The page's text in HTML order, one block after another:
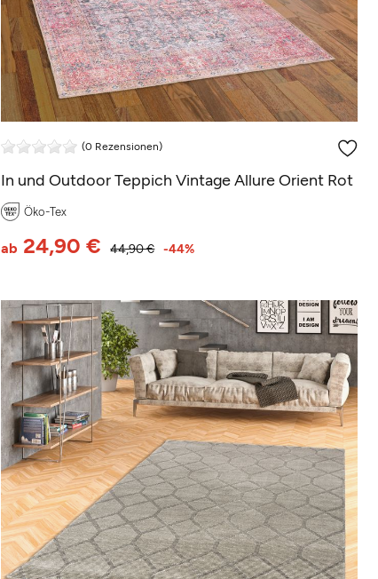
(0 Rezensionen)
In und Outdoor Teppich Vintage Allure Orient Rot
Öko-Tex
44,90 €
ab 24,90 € -44%